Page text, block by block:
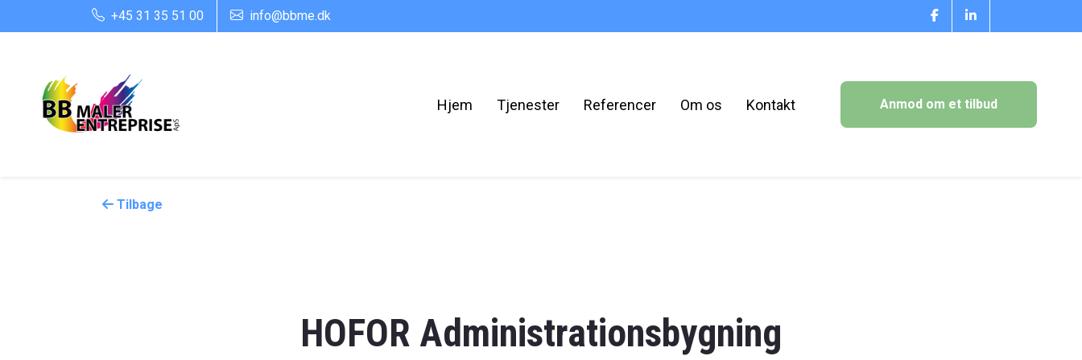
+45 31 35 51 00 info@bbme.dk
Hjem Tjenester Referencer Om os Kontakt Anmod om et tilbud
Tilbage
HOFOR Administrationsbygning